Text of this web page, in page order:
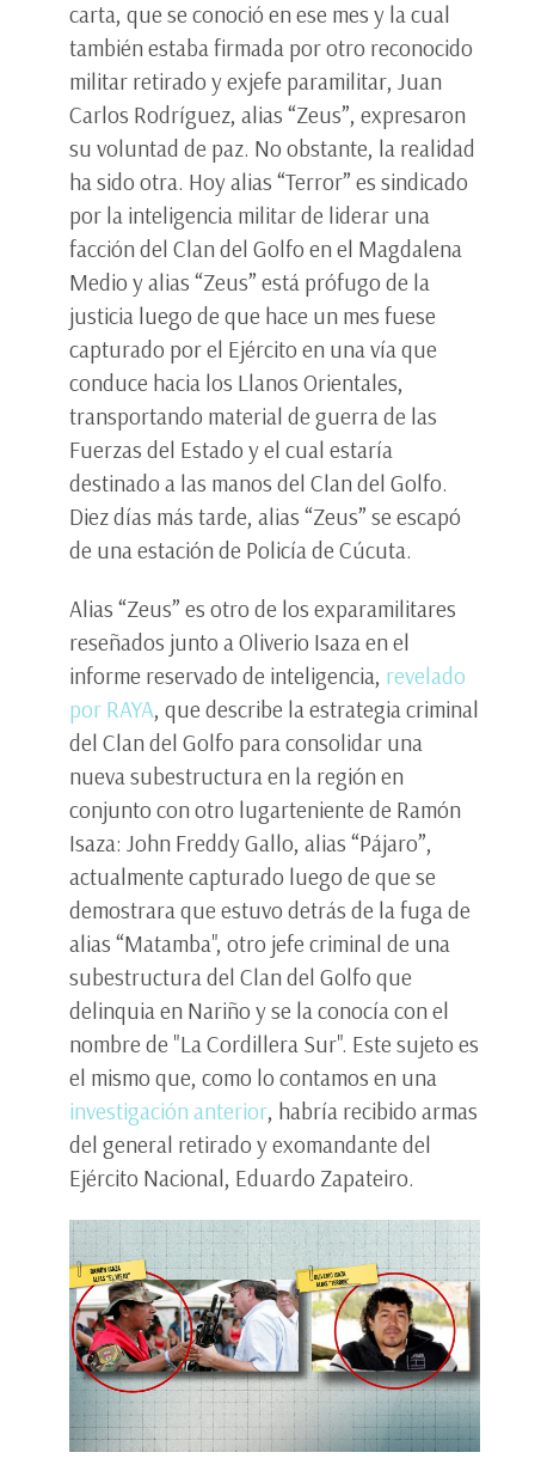
carta, que se conoció en ese mes y la cual
también estaba firmada por otro reconocido
militar retirado y exjefe paramilitar, Juan
Carlos Rodríguez, alias “Zeus”, expresaron
su voluntad de paz. No obstante, la realidad
ha sido otra. Hoy alias “Terror” es sindicado
por la inteligencia militar de liderar una
facción del Clan del Golfo en el Magdalena
Medio y alias “Zeus” está prófugo de la
justicia luego de que hace un mes fuese
capturado por el Ejército en una vía que
conduce hacia los Llanos Orientales,
transportando material de guerra de las
Fuerzas del Estado y el cual estaría
destinado a las manos del Clan del Golfo.
Diez días más tarde, alias “Zeus” se escapó
de una estación de Policía de Cúcuta.
Alias “Zeus” es otro de los exparamilitares
reseñados junto a Oliverio Isaza en el
informe reservado de inteligencia, revelado
por RAYA, que describe la estrategia criminal
del Clan del Golfo para consolidar una
nueva subestructura en la región en
conjunto con otro lugarteniente de Ramón
Isaza: John Freddy Gallo, alias “Pájaro”,
actualmente capturado luego de que se
demostrara que estuvo detrás de la fuga de
alias “Matamba", otro jefe criminal de una
subestructura del Clan del Golfo que
delinquia en Nariño y se la conocía con el
nombre de "La Cordillera Sur". Este sujeto es
el mismo que, como lo contamos en una
investigación anterior, habría recibido armas
del general retirado y exomandante del
Ejército Nacional, Eduardo Zapateiro.